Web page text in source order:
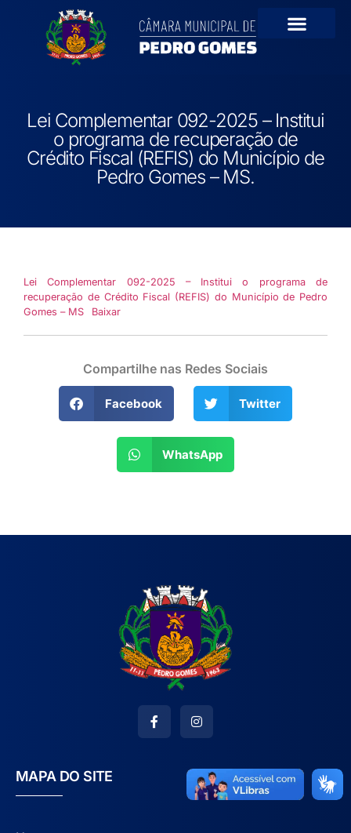
Lei Complementar 092-2025 – Institui
o programa de recuperação de
Crédito Fiscal (REFIS) do Município de
Pedro Gomes – MS.
Lei Complementar 092-2025 – Institui o programa de
recuperação de Crédito Fiscal (REFIS) do Município de Pedro
Gomes – MS
Baixar
Compartilhe nas Redes Sociais
Facebook Twitter
WhatsApp
MAPA DO SITE